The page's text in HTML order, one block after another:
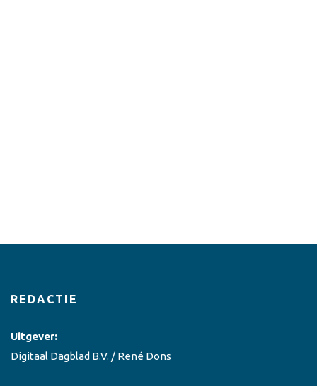
REDACTIE
Uitgever:
Digitaal Dagblad B.V. / René Dons